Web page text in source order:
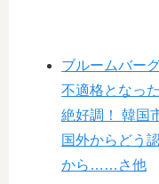
ブルームバー
不適格となっ
絶好調！ 韓国
国外からどう
から……さ他